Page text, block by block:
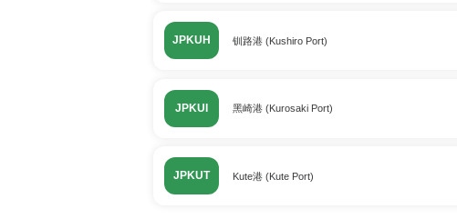
JPKUH 钏路港 (Kushiro Port)
JPKUI 黑崎港 (Kurosaki Port)
JPKUT Kute港 (Kute Port)